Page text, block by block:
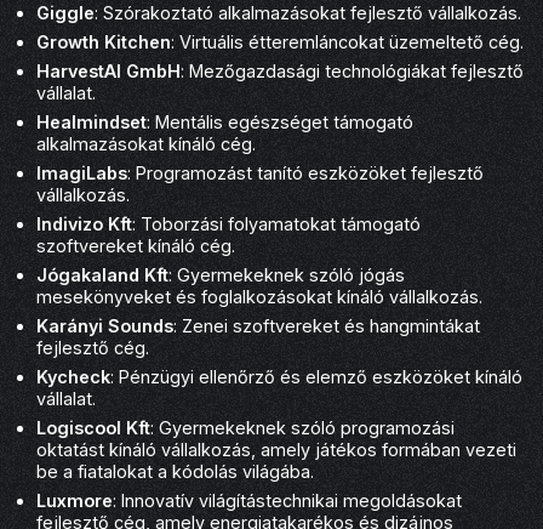
Giggle: Szórakoztató alkalmazásokat fejlesztő vállalkozás.
Growth Kitchen: Virtuális étteremláncokat üzemeltető cég.
HarvestAI GmbH: Mezőgazdasági technológiákat fejlesztő
vállalat.
Healmindset: Mentális egészséget támogató
alkalmazásokat kínáló cég.
ImagiLabs: Programozást tanító eszközöket fejlesztő
vállalkozás.
Indivizo Kft: Toborzási folyamatokat támogató
szoftvereket kínáló cég.
Jógakaland Kft: Gyermekeknek szóló jógás
mesekönyveket és foglalkozásokat kínáló vállalkozás.
Karányi Sounds: Zenei szoftvereket és hangmintákat
fejlesztő cég.
Kycheck: Pénzügyi ellenőrző és elemző eszközöket kínáló
vállalat.
Logiscool Kft: Gyermekeknek szóló programozási
oktatást kínáló vállalkozás, amely játékos formában vezeti
be a fiatalokat a kódolás világába.
Luxmore: Innovatív világítástechnikai megoldásokat
fejlesztő cég, amely energiatakarékos és dizájnos